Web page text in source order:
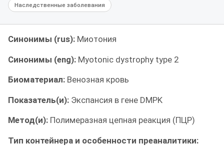
Наследственные заболевания
Синонимы (rus): Миотония
Синонимы (eng): Myotonic dystrophy type 2
Биоматериал: Венозная кровь
Показатель(и): Экспансия в гене DMPK
Метод(и): Полимеразная цепная реакция (ПЦР)
Тип контейнера и особенности преаналитики: